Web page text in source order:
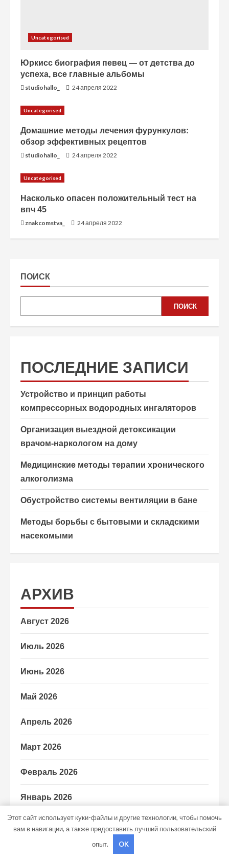
Uncategorised
Юркисс биография певец — от детства до
успеха, все главные альбомы
studiohallo_ 24 апреля 2022
Uncategorised
Домашние методы лечения фурункулов:
обзор эффективных рецептов
studiohallo_ 24 апреля 2022
Uncategorised
Насколько опасен положительный тест на
впч 45
znakcomstva_ 24 апреля 2022
ПОИСК
ПОИСК
ПОСЛЕДНИЕ ЗАПИСИ
Устройство и принцип работы
компрессорных водородных ингаляторов
Организация выездной детоксикации
врачом-наркологом на дому
Медицинские методы терапии хронического
алкоголизма
Обустройство системы вентиляции в бане
Методы борьбы с бытовыми и складскими
насекомыми
АРХИВ
Август 2026
Июль 2026
Июнь 2026
Май 2026
Апрель 2026
Март 2026
Февраль 2026
Январь 2026
Декабрь 2025
Этот сайт использует куки-файлы и другие технологии, чтобы помочь
вам в навигации, а также предоставить лучший пользовательский
опыт.
OK